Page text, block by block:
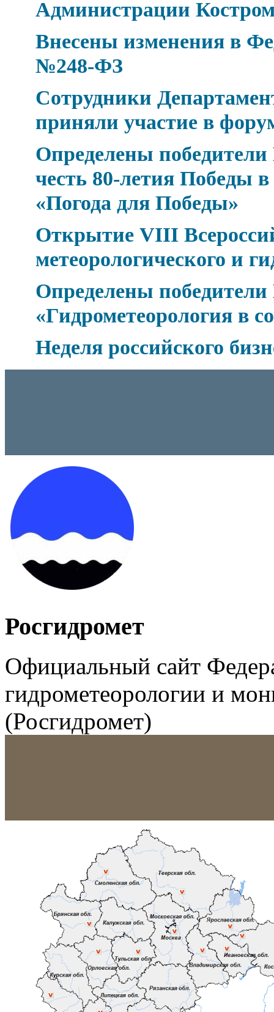
Администрации
Внесены изменения в
№248-ФЗ
Сотрудники
приняли участие в
Определены победители
честь 80-летия Победы
«Погода для Победы»
Открытие VIII
метеорологического и
Определены победители
«Гидрометеорология в
Неделя российского
Росгидромет
Официальный сайт
гидрометеорологии и
(Росгидромет)